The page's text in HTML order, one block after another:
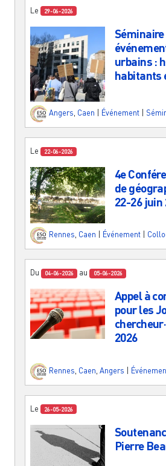
Le 29-06-2026
urbains :
habitants
Angers Caen Événement
Le 22-06-2026
4e
de
22-26 juin
Rennes, Caen Événement
Du 04-06-2026 au 05-06-2026
Appel à
pour les
2026
Rennes Caen Angers
Le 26-05-2026
Pierre